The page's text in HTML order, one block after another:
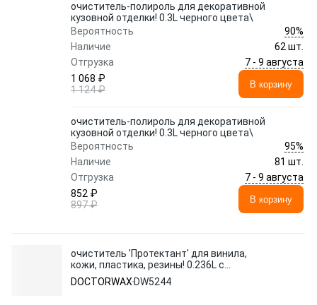
очиститель-полироль для декоративной
кузовной отделки! 0.3L черного цвета\
Вероятность
90%
Наличие
62 шт.
Отгрузка
7 - 9 августа
1 068 ₽
1 124 ₽
В корзину
очиститель-полироль для декоративной
кузовной отделки! 0.3L черного цвета\
Вероятность
95%
Наличие
81 шт.
Отгрузка
7 - 9 августа
852 ₽
897 ₽
В корзину
очиститель 'Протектант' для винила,
кожи, пластика, резины! 0.236L с
аром.'новая машина'\
DOCTORWAX DW5244